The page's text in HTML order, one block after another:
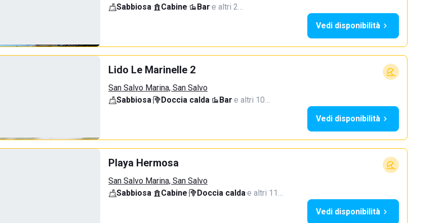
Sabbiosa· Cabine· Bar·e altri 2…
Vedi disponibilità
Lido Le Marinelle 2
San Salvo Marina, San Salvo
Sabbiosa· Doccia calda· Bar·e altri 10…
Vedi disponibilità
Playa Hermosa
San Salvo Marina, San Salvo
Sabbiosa· Cabine· Doccia calda·e altri 11…
Vedi disponibilità